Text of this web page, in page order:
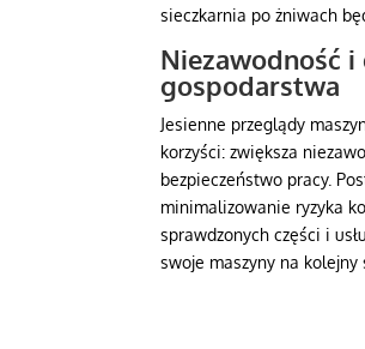
sieczkarnia po żniwach
Niezawodność i
gospodarstwa
Jesienne przeglądy
korzyści: zwiększa
bezpieczeństwo pracy.
minimalizowanie ryzyka
sprawdzonych części i
swoje maszyny na kolejny